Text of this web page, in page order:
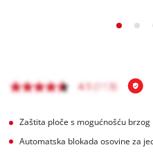
Zaštita ploče s mogućnošću brzog
Automatska blokada osovine za